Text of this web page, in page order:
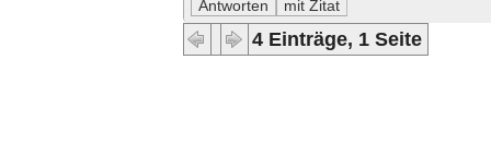
4 Einträge, 1 Seite